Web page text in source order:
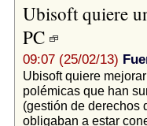
Ubisoft quiere
PC
09:07 (25/02/13)
Ubisoft quiere
polémicas que han
(gestión de derechos
obligaban a estar